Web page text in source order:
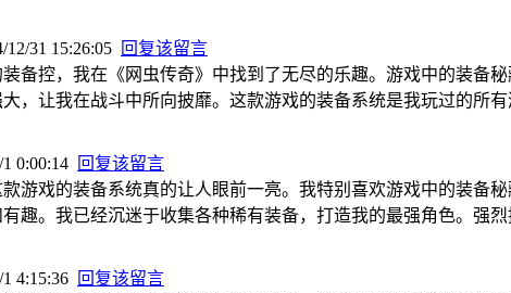
12/31 15:26:05 回复该留言
备控，我在《网虫传奇》中找到了无尽的乐趣。游戏中的装备
，让我在战斗中所向披靡。这款游戏的装备系统是我玩过的所
0:00:14 回复该留言
游戏的装备系统真的让人眼前一亮。我特别喜欢游戏中的装备
趣。我已经沉迷于收集各种稀有装备，打造我的最强角色。强烈
4:15:36 回复该留言